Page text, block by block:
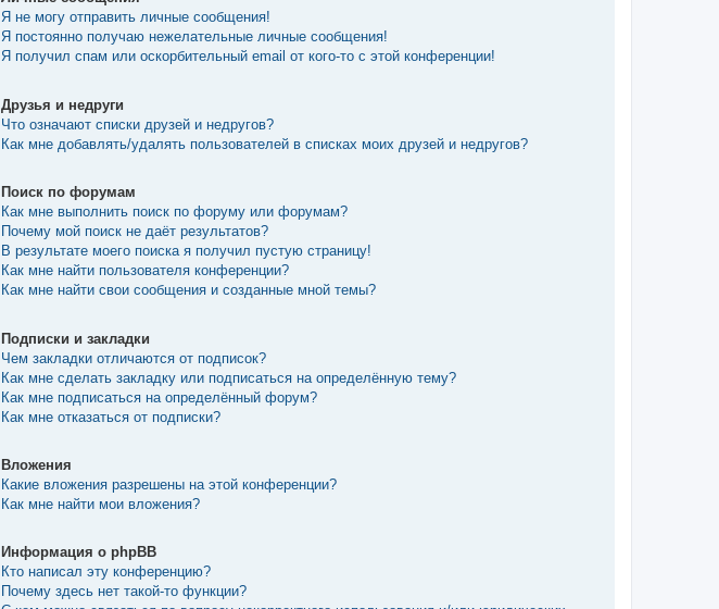
Я не могу отправить личные сообщения!
Я постоянно получаю нежелательные личные сообщения!
Я получил спам или оскорбительный email от кого-то с этой конференции!
Друзья и недруги
Что означают списки друзей и недругов?
Как мне добавлять/удалять пользователей в списках моих друзей и недругов?
Поиск по форумам
Как мне выполнить поиск по форуму или форумам?
Почему мой поиск не даёт результатов?
В результате моего поиска я получил пустую страницу!
Как мне найти пользователя конференции?
Как мне найти свои сообщения и созданные мной темы?
Подписки и закладки
Чем закладки отличаются от подписок?
Как мне сделать закладку или подписаться на определённую тему?
Как мне подписаться на определённый форум?
Как мне отказаться от подписки?
Вложения
Какие вложения разрешены на этой конференции?
Как мне найти мои вложения?
Информация о phpBB
Кто написал эту конференцию?
Почему здесь нет такой-то функции?